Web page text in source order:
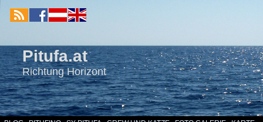
Pitufa.at
Richtung Horizont